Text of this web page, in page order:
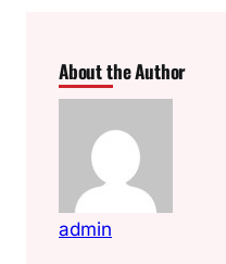
About the Author
admin